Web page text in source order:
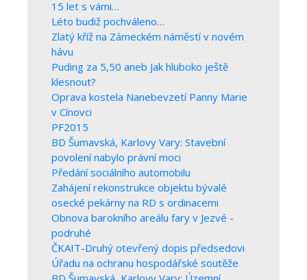
15 let s vámi…
Léto budiž pochváleno…
Zlatý kříž na Zámeckém náměstí v novém
hávu
Puding za 5,50 aneb Jak hluboko ještě
klesnout?
Oprava kostela Nanebevzetí Panny Marie
v Cínovci
PF2015
BD Šumavská, Karlovy Vary: Stavební
povolení nabylo právní moci
Předání sociálního automobilu
Zahájení rekonstrukce objektu bývalé
osecké pekárny na RD s ordinacemi
Obnova barokního areálu fary v Jezvé -
podruhé
ČKAIT-Druhý otevřený dopis předsedovi
Úřadu na ochranu hospodářské soutěže